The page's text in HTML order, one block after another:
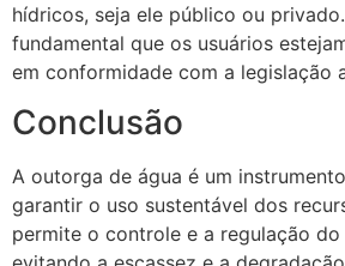
hídricos, seja ele público ou
fundamental que os usuários
em conformidade com a legislação
Conclusão
A outorga de água é um
garantir o uso sustentável dos
permite o controle e a regulação do